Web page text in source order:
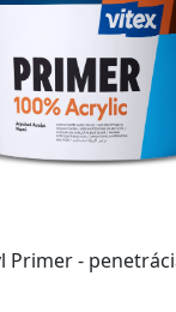
Primer -